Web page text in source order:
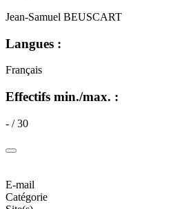
Jean-Samuel BEUSCART
Langues :
Français
Effectifs min./max. :
- / 30
E-mail
Catégorie